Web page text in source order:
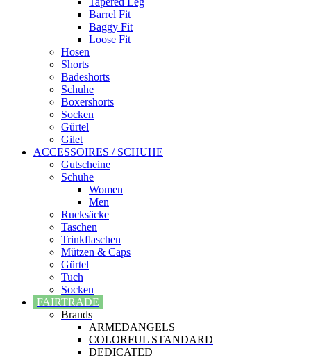
Barrel Fit
Baggy Fit
Loose Fit
Hosen
Shorts
Badeshorts
Schuhe
Boxershorts
Socken
Gürtel
Gilet
ACCESSOIRES / SCHUHE
Gutscheine
Schuhe
Women
Men
Rucksäcke
Taschen
Trinkflaschen
Mützen & Caps
Gürtel
Tuch
Socken
FAIRTRADE
Brands
ARMEDANGELS
COLORFUL STANDARD
DEDICATED